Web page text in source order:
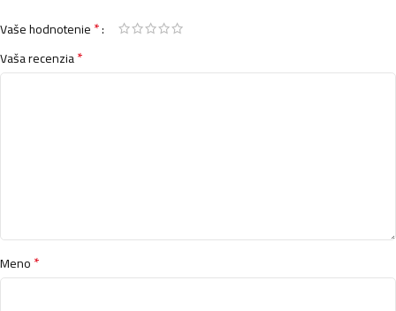
Vaše hodnotenie*
Vaša recenzia*
Meno*